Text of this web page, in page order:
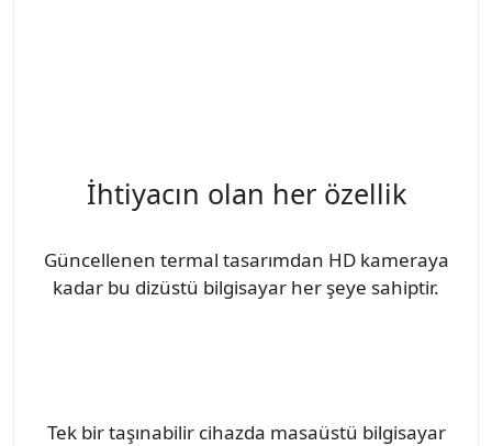
İhtiyacın olan her özellik
Güncellenen termal tasarımdan HD kameraya
kadar bu dizüstü bilgisayar her şeye sahiptir.
Tek bir taşınabilir cihazda masaüstü bilgisayar